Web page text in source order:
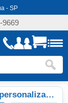
- SP
9669
Cadeira para Escritório com ajustes personalizados